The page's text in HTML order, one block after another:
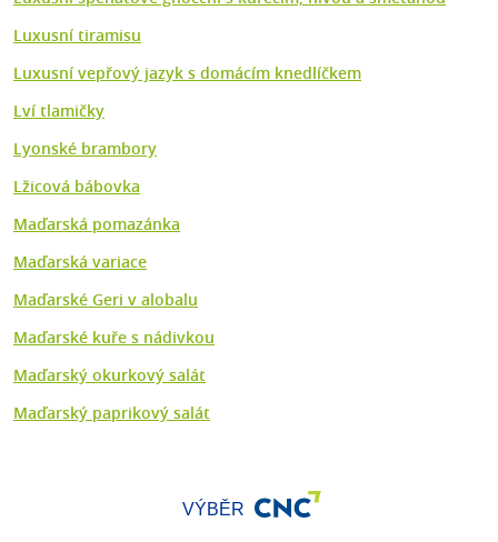
Luxusní tiramisu
Luxusní vepřový jazyk s domácím knedlíčkem
Lví tlamičky
Lyonské brambory
Lžicová bábovka
Maďarská pomazánka
Maďarská variace
Maďarské Geri v alobalu
Maďarské kuře s nádivkou
Maďarský okurkový salát
Maďarský paprikový salát
VÝBĚR